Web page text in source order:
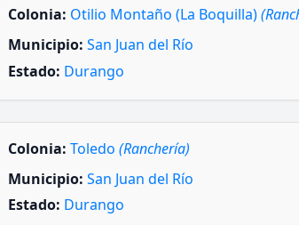
Colonia: Otilio Montaño (La Boquilla)
Municipio: San Juan del Río
Estado: Durango
Colonia: Toledo (Ranchería)
Municipio: San Juan del Río
Estado: Durango